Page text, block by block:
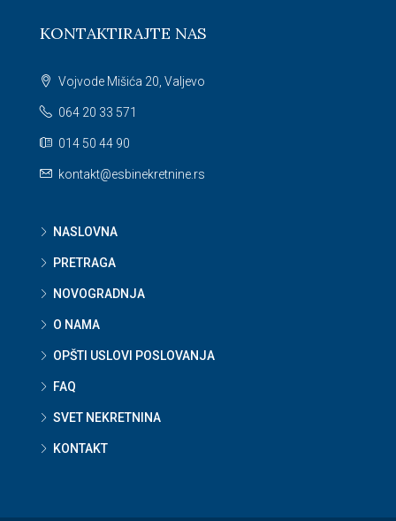
KONTAKTIRAJTE NAS
Vojvode Mišića 20, Valjevo
064 20 33 571
014 50 44 90
kontakt@esbinekretnine.rs
NASLOVNA
PRETRAGA
NOVOGRADNJA
O NAMA
OPŠTI USLOVI POSLOVANJA
FAQ
SVET NEKRETNINA
KONTAKT